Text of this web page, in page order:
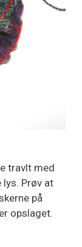
travlt med
lys. Prøv at
på
opslaget.